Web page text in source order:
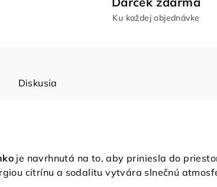
Ku každej objednávke
Diskusia
je navrhnutá na to, aby priniesla do
citrínu a sodalitu vytvára slnečnú